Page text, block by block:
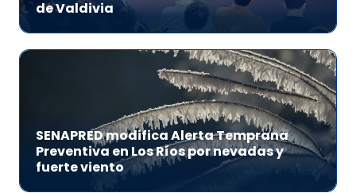
de Valdivia
SENAPRED modifica Alerta Temprana
Preventiva en Los Ríos por nevadas y
fuerte viento